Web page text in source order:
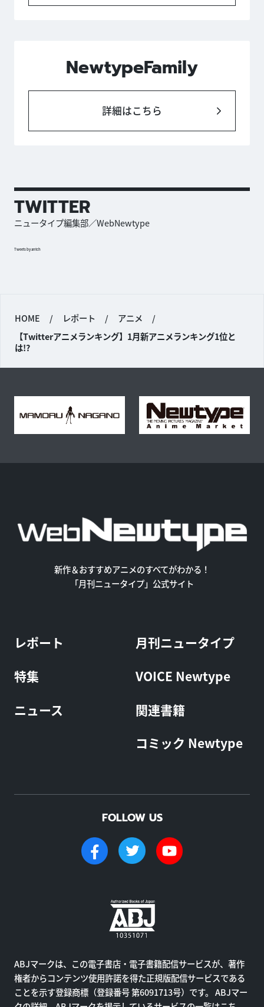
NewtypeFamily
詳細はこちら
TWITTER
ニュータイプ編集部／WebNewtype
Tweets by antch
HOME / レポート / アニメ
/
【Twitterアニメランキング】1月新アニメランキング1位と
は!?
新作＆おすすめアニメのすべてがわかる！
「月刊ニュータイプ」公式サイト
レポート
特集
ニュース
月刊ニュータイプ
VOICE Newtype
関連書籍
コミック Newtype
FOLLOW US
ABJマークは、この電子書店・電子書籍配信サービスが、著作
権者からコンテンツ使用許諾を得た正規版配信サービスである
ことを示す登録商標（登録番号 第6091713号）です。 ABJマー